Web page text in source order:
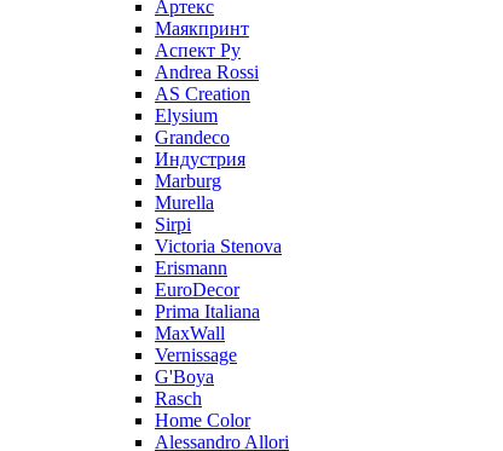
Артекс
Маякпринт
Аспект Ру
Andrea Rossi
AS Creation
Elysium
Grandeco
Индустрия
Marburg
Murella
Sirpi
Victoria Stenova
Erismann
EuroDecor
Prima Italiana
MaxWall
Vernissage
G'Boya
Rasch
Home Color
Alessandro Allori